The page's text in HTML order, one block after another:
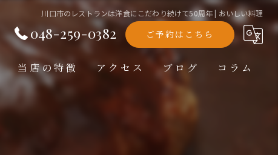
川口市のレストランは洋食にこだわり続けて50周年 | おいしい料理
048-259-0382 ご予約はこちら
当店の特徴 アクセス ブログ コラム